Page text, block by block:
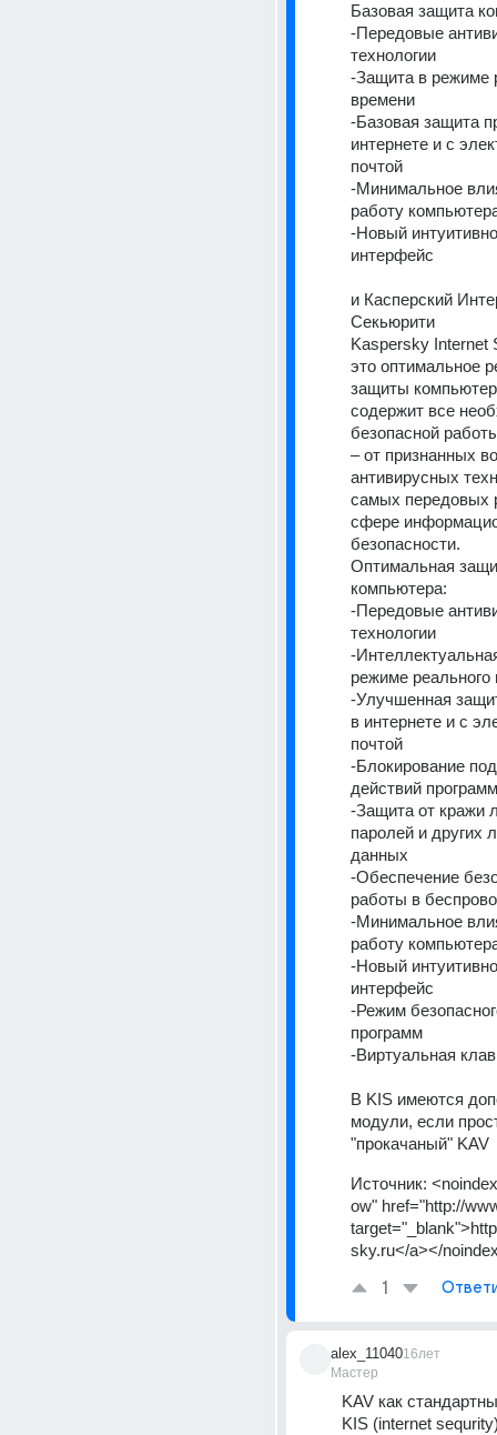
Базовая защита
-Передовые
технологии
-Защита в режиме
времени
-Базовая защита
интернете и с
почтой
-Минимальное
работу
-Новый
интерфейс
и Касперский
Секьюрити
Kaspersky Internet
это оптимальное
защиты
содержит все
безопасной
– от признанных
антивирусных
самых передовых
сфере
безопасности.
Оптимальная
компьютера:
-Передовые
технологии
-
режиме
-Улучшенная
в интернете и с
почтой
-Блокирование
действий
-Защита от кражи
паролей и других
данных
-Обеспечение
работы в
-Минимальное
работу
-Новый
интерфейс
-Режим
программ
-Виртуальная
В KIS имеются
модули, если
"прокачаный" KAV
Источник:
ow" href="http://
sky.ru</a></
1
alex_11040
Мастер
16лет
KAV как
KIS (internet